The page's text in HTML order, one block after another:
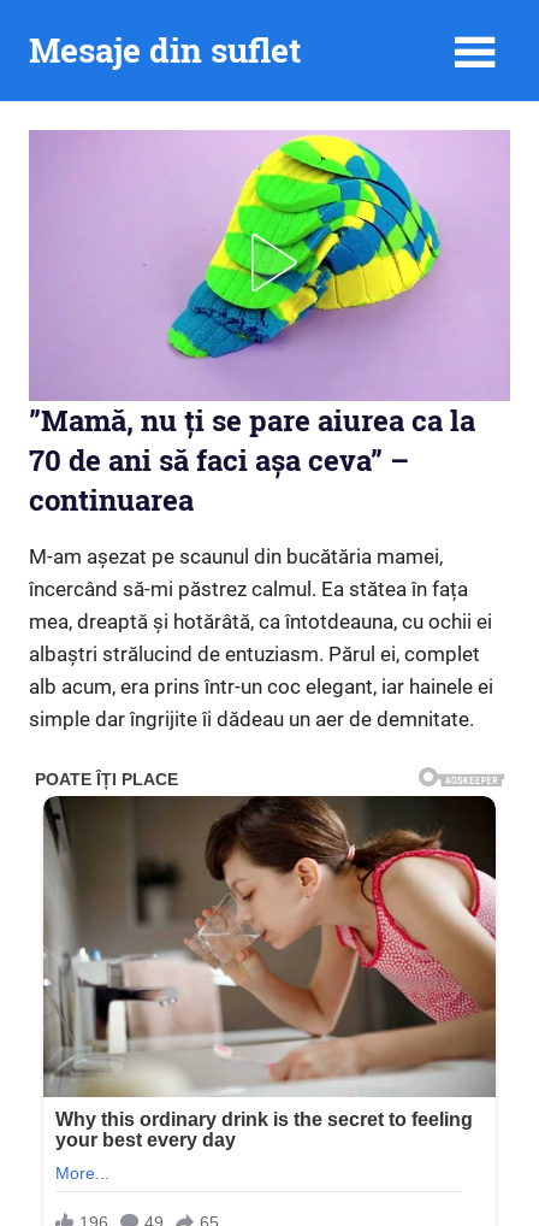
Mesaje din suflet
”Mamă, nu ți se pare aiurea ca la
70 de ani să faci așa ceva” –
continuarea
M-am așezat pe scaunul din bucătăria mamei,
încercând să-mi păstrez calmul. Ea stătea în fața
mea, dreaptă și hotărâtă, ca întotdeauna, cu ochii ei
albaștri strălucind de entuziasm. Părul ei, complet
alb acum, era prins într-un coc elegant, iar hainele ei
simple dar îngrijite îi dădeau un aer de demnitate.